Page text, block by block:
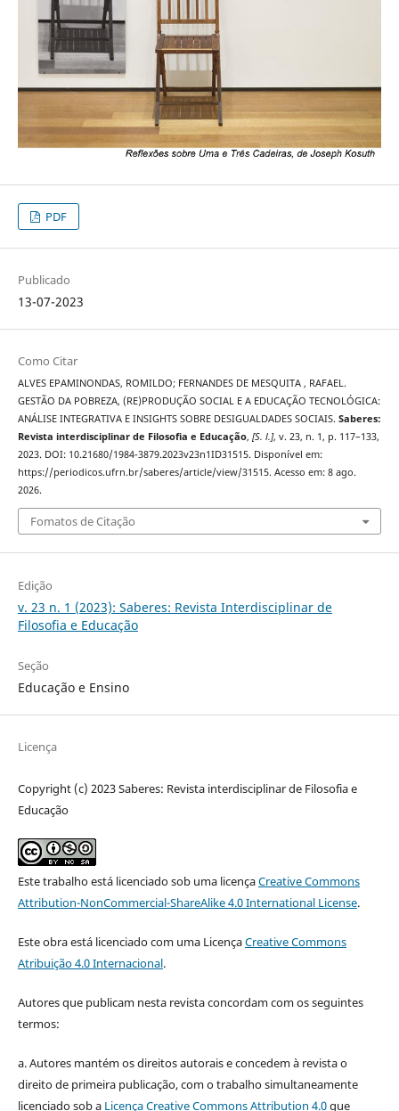
PDF
Publicado
13-07-2023
Como Citar
ALVES EPAMINONDAS, ROMILDO; FERNANDES DE MESQUITA , RAFAEL.
GESTÃO DA POBREZA, (RE)PRODUÇÃO SOCIAL E A EDUCAÇÃO TECNOLÓGICA:
ANÁLISE INTEGRATIVA E INSIGHTS SOBRE DESIGUALDADES SOCIAIS. Saberes:
Revista interdisciplinar de Filosofia e Educação, [S. l.], v. 23, n. 1, p. 117–133,
2023. DOI: 10.21680/1984-3879.2023v23n1ID31515. Disponível em:
https://periodicos.ufrn.br/saberes/article/view/31515. Acesso em: 8 ago.
2026.
Fomatos de Citação
Edição
v. 23 n. 1 (2023): Saberes: Revista Interdisciplinar de
Filosofia e Educação
Seção
Educação e Ensino
Licença
Copyright (c) 2023 Saberes: Revista interdisciplinar de Filosofia e
Educação
Este trabalho está licenciado sob uma licençaCreative Commons
Attribution-NonCommercial-ShareAlike 4.0 International License.
Este obra está licenciado com uma LicençaCreative Commons
Atribuição 4.0 Internacional.
Autores que publicam nesta revista concordam com os seguintes
termos:
a. Autores mantém os direitos autorais e concedem à revista o
direito de primeira publicação, com o trabalho simultaneamente
licenciado sob a Licença Creative Commons Attribution 4.0que